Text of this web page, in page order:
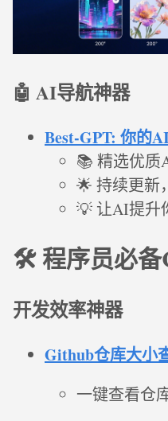
🤖 AI导航神器
Best-GPT: 你的
📚 精选优质
🌟 持续更新
💡 让AI提升
🛠️ 程序员必备
开发效率神器
Github仓库大小
一键查看仓